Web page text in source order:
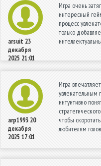
arsuit 23
декабря
2025 21:01
Игра очень
интересный
процесс
только
arp1993 20
декабря
2025 17:01
Игра
увлекательным
интуитивно
чтобы
любителям